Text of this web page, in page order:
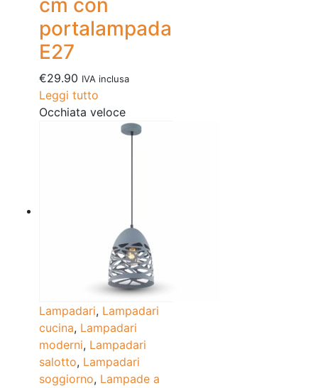
cm con
portalampada
E27
€29.90 IVA inclusa
Leggi tutto
Occhiata veloce
Lampadari, Lampadari
cucina, Lampadari
moderni, Lampadari
salotto, Lampadari
soggiorno, Lampade a